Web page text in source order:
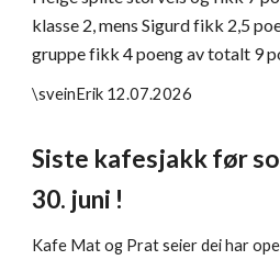
klasse 2, mens Sigurd fikk 2,5
gruppe fikk 4 poeng av totalt 9
\sveinErik 12.07.2026
Siste kafesjakk før
30. juni !
Kafe Mat og Prat seier dei har